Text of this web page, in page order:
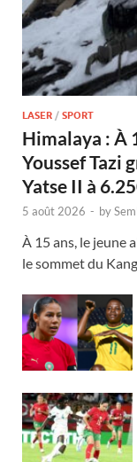
LASER / SPORT
Himalaya : À
Youssef Tazi
Yatse II à
5 août 2026 - by
À 15 ans, le jeune
le sommet du Kang